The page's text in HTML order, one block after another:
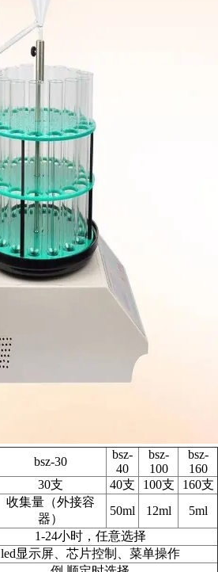
bsz-30
bsz-
40
bsz-
100
bsz-
160
30支 40支 100支
160支
收集量（外接容
器）
50ml 12ml
5ml
1-24小时，任意选择
led显示屏、芯片控制、菜单操作